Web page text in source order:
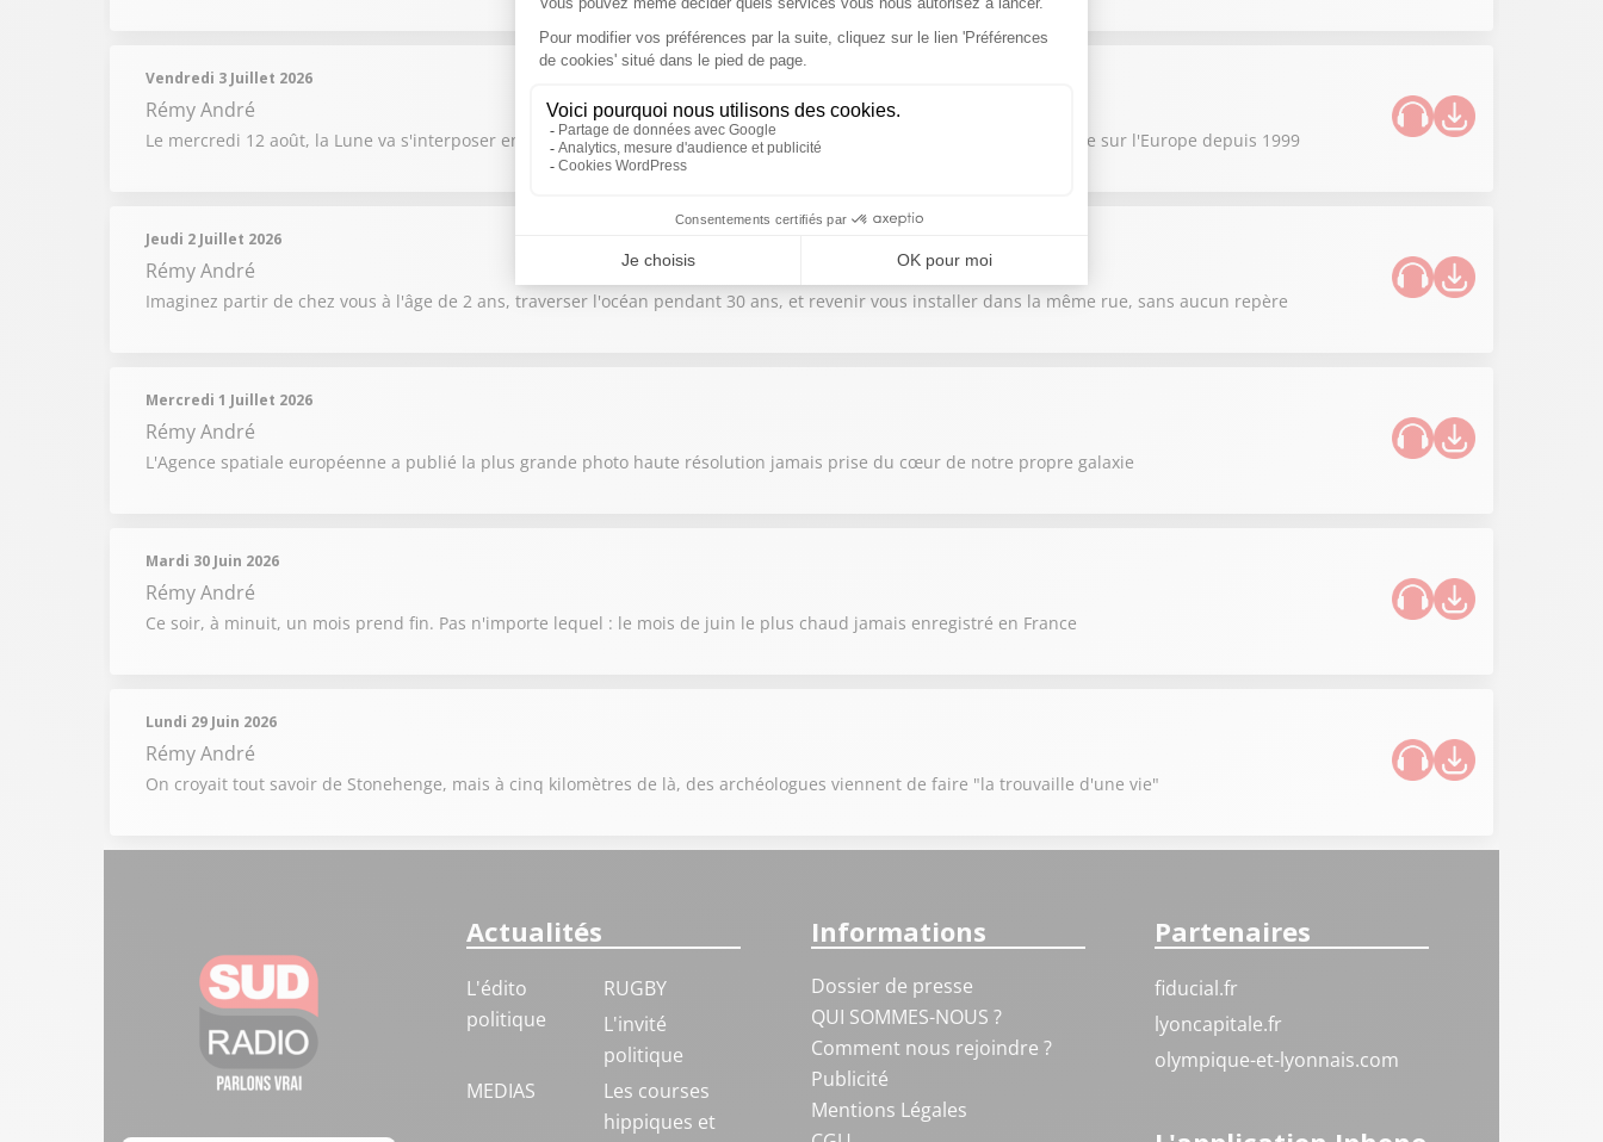
Vendredi 3 Juillet 2026
Rémy André
Le mercredi 12 août, la Lune va s'interposer entre la Terre et le Soleil, provoquant la plus grande éclipse solaire visible sur l'Europe depuis 1999
Jeudi 2 Juillet 2026
Rémy André
Imaginez partir de chez vous à l'âge de 2 ans, traverser l'océan pendant 30 ans, et revenir vous installer dans la même rue, sans aucun repère
Mercredi 1 Juillet 2026
Rémy André
L'Agence spatiale européenne a publié la plus grande photo haute résolution jamais prise du cœur de notre propre galaxie
Mardi 30 Juin 2026
Rémy André
Ce soir, à minuit, un mois prend fin. Pas n'importe lequel : le mois de juin le plus chaud jamais enregistré en France
Lundi 29 Juin 2026
Rémy André
On croyait tout savoir de Stonehenge, mais à cinq kilomètres de là, des archéologues viennent de faire "la trouvaille d'une vie"
Actualités
L'édito
politique
RUGBY
L'invité
politique
MEDIAS
Les courses
hippiques et
Informations
Dossier de presse
QUI SOMMES-NOUS ?
Comment nous rejoindre ?
Publicité
Mentions Légales
Partenaires
fiducial.fr
lyoncapitale.fr
olympique-et-lyonnais.com